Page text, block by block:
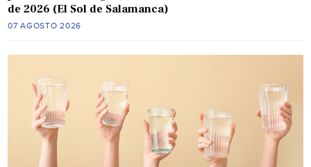
de 2026 (El Sol de Salamanca)
07 AGOSTO 2026